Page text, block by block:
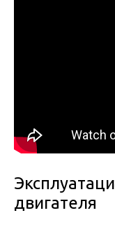
двигателя